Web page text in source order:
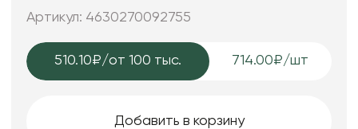
2 шт., белый
Артикул: 4630270092755
510.10₽/от 100 тыс. 714.00₽/шт
Добавить в корзину